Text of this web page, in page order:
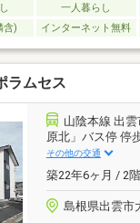
一人暮らし
含)
インターネット無料
ラムセス
山陰本線 出
原北」バス停 停
その他の交通
築22年6ヶ月 / 2
島根県出雲市